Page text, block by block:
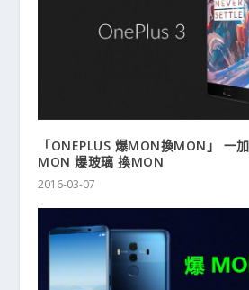
「ONEPLUS 爆MON換MON」
MON 爆玻璃 換MON
2016-03-07